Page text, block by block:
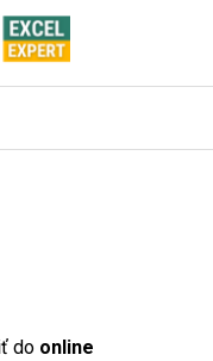
do online